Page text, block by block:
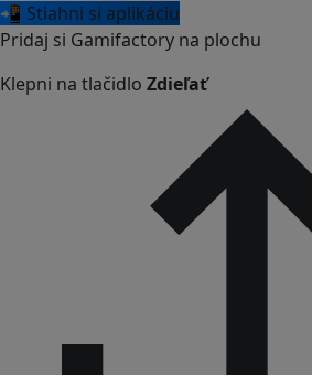
📲 Stiahni si aplikáciu
Pridaj si Gamifactory na plochu
Klepni na tlačidlo Zdieľať